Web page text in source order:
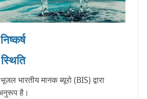
भूजलभारतीय मानक ब्यूरो (BIS) द्वारा
अनुरूप है।